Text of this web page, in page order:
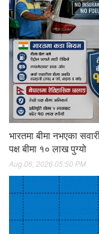
भारतमा बीमा नभएका
पक्ष बीमा १० लाख पुग्यो
Aug 06, 2026 05:50 PM